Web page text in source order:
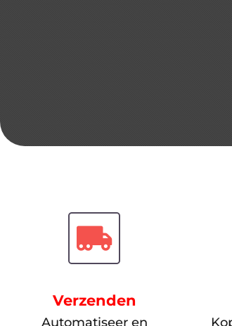
Verzenden
Automatiseer en